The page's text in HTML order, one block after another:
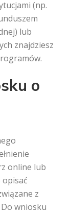
(np.
lub
znajdziesz
o
online lub
opisać
z
wniosku